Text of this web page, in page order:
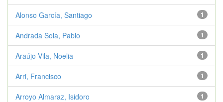
1
Alonso García, Santiago
1
Andrada Sola, Pablo
1
Araújo Vila, Noelia
1
Arri, Francisco
1
Arroyo Almaraz, Isidoro